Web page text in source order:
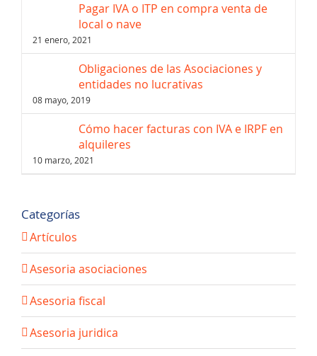
Pagar IVA o ITP en compra venta de
local o nave
21 enero, 2021
Obligaciones de las Asociaciones y
entidades no lucrativas
08 mayo, 2019
Cómo hacer facturas con IVA e IRPF en
alquileres
10 marzo, 2021
Categorías
Artículos
Asesoria asociaciones
Asesoria fiscal
Asesoria juridica